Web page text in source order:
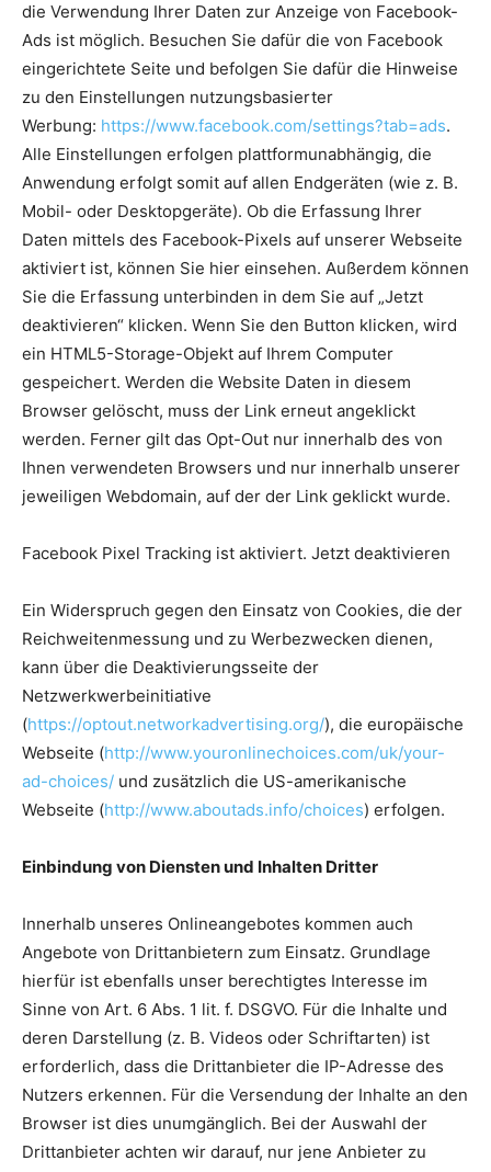
die Verwendung Ihrer Daten zur Anzeige von Facebook-
Ads ist möglich. Besuchen Sie dafür die von Facebook
eingerichtete Seite und befolgen Sie dafür die Hinweise
zu den Einstellungen nutzungsbasierter
Werbung: https://www.facebook.com/settings?tab=ads.
Alle Einstellungen erfolgen plattformunabhängig, die
Anwendung erfolgt somit auf allen Endgeräten (wie z. B.
Mobil- oder Desktopgeräte). Ob die Erfassung Ihrer
Daten mittels des Facebook-Pixels auf unserer Webseite
aktiviert ist, können Sie hier einsehen. Außerdem können
Sie die Erfassung unterbinden in dem Sie auf „Jetzt
deaktivieren“ klicken. Wenn Sie den Button klicken, wird
ein HTML5-Storage-Objekt auf Ihrem Computer
gespeichert. Werden die Website Daten in diesem
Browser gelöscht, muss der Link erneut angeklickt
werden. Ferner gilt das Opt-Out nur innerhalb des von
Ihnen verwendeten Browsers und nur innerhalb unserer
jeweiligen Webdomain, auf der der Link geklickt wurde.
Facebook Pixel Tracking ist aktiviert. Jetzt deaktivieren
Ein Widerspruch gegen den Einsatz von Cookies, die der
Reichweitenmessung und zu Werbezwecken dienen,
kann über die Deaktivierungsseite der
Netzwerkwerbeinitiative
(https://optout.networkadvertising.org/), die europäische
Webseite (http://www.youronlinechoices.com/uk/your-
ad-choices/ und zusätzlich die US-amerikanische
Webseite (http://www.aboutads.info/choices) erfolgen.
Einbindung von Diensten und Inhalten Dritter
Innerhalb unseres Onlineangebotes kommen auch
Angebote von Drittanbietern zum Einsatz. Grundlage
hierfür ist ebenfalls unser berechtigtes Interesse im
Sinne von Art. 6 Abs. 1 lit. f. DSGVO. Für die Inhalte und
deren Darstellung (z. B. Videos oder Schriftarten) ist
erforderlich, dass die Drittanbieter die IP-Adresse des
Nutzers erkennen. Für die Versendung der Inhalte an den
Browser ist dies unumgänglich. Bei der Auswahl der
Drittanbieter achten wir darauf, nur jene Anbieter zu